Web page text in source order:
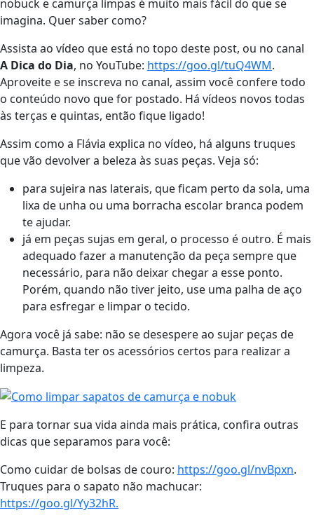
nobuck e camurça limpas é muito mais fácil do que se
imagina. Quer saber como?
Assista ao vídeo que está no topo deste post, ou no canal
A Dica do Dia, no YouTube: https://goo.gl/tuQ4WM.
Aproveite e se inscreva no canal, assim você confere todo
o conteúdo novo que for postado. Há vídeos novos todas
às terças e quintas, então fique ligado!
Assim como a Flávia explica no vídeo, há alguns truques
que vão devolver a beleza às suas peças. Veja só:
para sujeira nas laterais, que ficam perto da sola, uma
lixa de unha ou uma borracha escolar branca podem
te ajudar.
já em peças sujas em geral, o processo é outro. É mais
adequado fazer a manutenção da peça sempre que
necessário, para não deixar chegar a esse ponto.
Porém, quando não tiver jeito, use uma palha de aço
para esfregar e limpar o tecido.
Agora você já sabe: não se desespere ao sujar peças de
camurça. Basta ter os acessórios certos para realizar a
limpeza.
E para tornar sua vida ainda mais prática, confira outras
dicas que separamos para você:
Como cuidar de bolsas de couro: https://goo.gl/nvBpxn.
Truques para o sapato não machucar:
https://goo.gl/Yy32hR.